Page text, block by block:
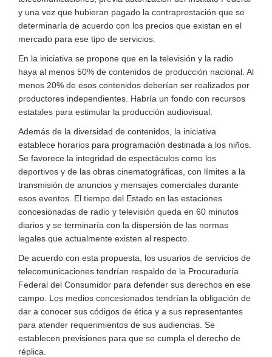
y una vez que hubieran pagado la contraprestación que se
determinaría de acuerdo con los precios que existan en el
mercado para ese tipo de servicios.
En la iniciativa se propone que en la televisión y la radio
haya al menos 50% de contenidos de producción nacional. Al
menos 20% de esos contenidos deberían ser realizados por
productores independientes. Habría un fondo con recursos
estatales para estimular la producción audiovisual.
Además de la diversidad de contenidos, la iniciativa
establece horarios para programación destinada a los niños.
Se favorece la integridad de espectáculos como los
deportivos y de las obras cinematográficas, con límites a la
transmisión de anuncios y mensajes comerciales durante
esos eventos. El tiempo del Estado en las estaciones
concesionadas de radio y televisión queda en 60 minutos
diarios y se terminaría con la dispersión de las normas
legales que actualmente existen al respecto.
De acuerdo con esta propuesta, los usuarios de servicios de
telecomunicaciones tendrían respaldo de la Procuraduría
Federal del Consumidor para defender sus derechos en ese
campo. Los medios concesionados tendrían la obligación de
dar a conocer sus códigos de ética y a sus representantes
para atender requerimientos de sus audiencias. Se
establecen previsiones para que se cumpla el derecho de
réplica.